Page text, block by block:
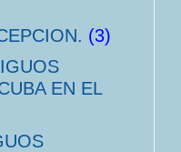
(3)
EN EL